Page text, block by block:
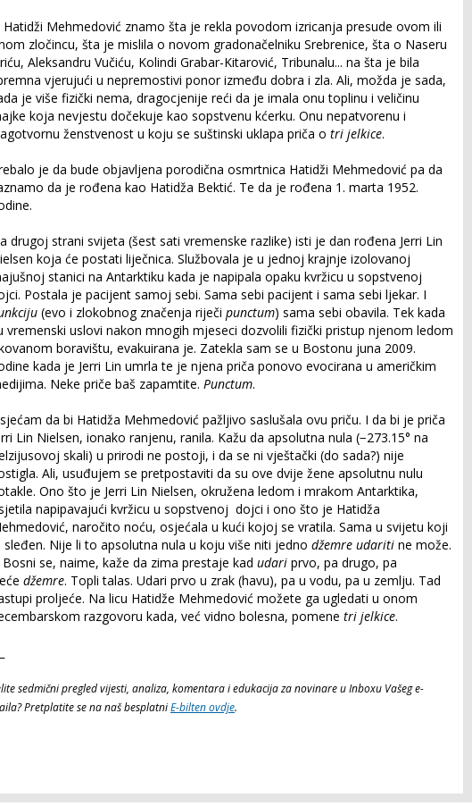
Hatidži Mehmedović znamo šta je rekla povodom izricanja presude ovom ili
zločincu, šta je mislila o novom gradonačelniku Srebrenice, šta o Naseru
Aleksandru Vučiću, Kolindi Grabar-Kitarović, Tribunalu... na šta je bila
vjerujući u nepremostivi ponor između dobra i zla. Ali, možda je sada,
je više fizički nema, dragocjenije reći da je imala onu toplinu i veličinu
koja nevjestu dočekuje kao sopstvenu kćerku. Onu nepatvorenu i
ženstvenost u koju se suštinski uklapa priča o tri jelkice.
je da bude objavljena porodična osmrtnica Hatidži Mehmedović pa da
da je rođena kao Hatidža Bektić. Te da je rođena 1. marta 1952.
drugoj strani svijeta (šest sati vremenske razlike) isti je dan rođena Jerri Lin
koja će postati liječnica. Službovala je u jednoj krajnje izolovanoj
stanici na Antarktiku kada je napipala opaku kvržicu u sopstvenoj
Postala je pacijent samoj sebi. Sama sebi pacijent i sama sebi ljekar. I
(evo i zlokobnog značenja riječi punctum) sama sebi obavila. Tek kada
vremenski uslovi nakon mnogih mjeseci dozvolili fizički pristup njenom ledom
boravištu, evakuirana je. Zatekla sam se u Bostonu juna 2009.
kada je Jerri Lin umrla te je njena priča ponovo evocirana u američkim
Neke priče baš zapamtite. Punctum.
da bi Hatidža Mehmedović pažljivo saslušala ovu priču. I da bi je priča
Lin Nielsen, ionako ranjenu, ranila. Kažu da apsolutna nula (−273.15° na
skali) u prirodi ne postoji, i da se ni vještački (do sada?) nije
Ali, usuđujem se pretpostaviti da su ove dvije žene apsolutnu nulu
Ono što je Jerri Lin Nielsen, okružena ledom i mrakom Antarktika,
napipavajući kvržicu u sopstvenoj dojci i ono što je Hatidža
naročito noću, osjećala u kući kojoj se vratila. Sama u svijetu koji
sleđen. Nije li to apsolutna nula u koju više niti jedno džemre udariti ne može.
Bosni se, naime, kaže da zima prestaje kad udari prvo, pa drugo, pa
džemre. Topli talas. Udari prvo u zrak (havu), pa u vodu, pa u zemlju. Tad
proljeće. Na licu Hatidže Mehmedović možete ga ugledati u onom
razgovoru kada, već vidno bolesna, pomene tri jelkice.
sedmični pregled vijesti, analiza, komentara i edukacija za novinare u Inboxu Vašeg e-
Pretplatite se na naš besplatniE-bilten ovdje.